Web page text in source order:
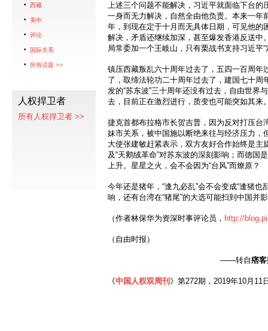
西藏
美中
评论
国际关系
所有话题 >>
人权捍卫者
所有人权捍卫者 >>
上述三个问题不能解决，习近平就面临下台的
一身而无力解决，自然全由他负责。本来一年
年，到现在定于十月而无具体日期，可见他的
解决，矛盾还继续加深，甚至爆发香港反送中
局常委加一个王岐山，只有栗战书支持习近平“
镇压西藏叛乱六十周年过去了，五四一百周年
了，取缔法轮功二十周年过去了，建国七十周
发的“苏东波”三十周年还没有过去，自由世界
去，目前正在激烈进行，质变也可能突如其来
捷克首都布拉格市长贺吉普，因为反对打压台
妹市关系，被中国施以断绝来往与经济压力，
大使张建敏赶紧表示，双方友好合作始终是主
及“天鹅绒革命”对苏东波的深刻影响；而德国
上升。星星之火，会不会因为“台风”而燎原？
今年还是猪年，“逢九必乱”会不会变成“逢猪也
响，还有台湾在“猪尾”的大选可能扫到中国并
（作者林保华为资深时事评论员， http://
（自由时报）
——转自痞
《中国人权双周刊 》第272期，2019年10月11